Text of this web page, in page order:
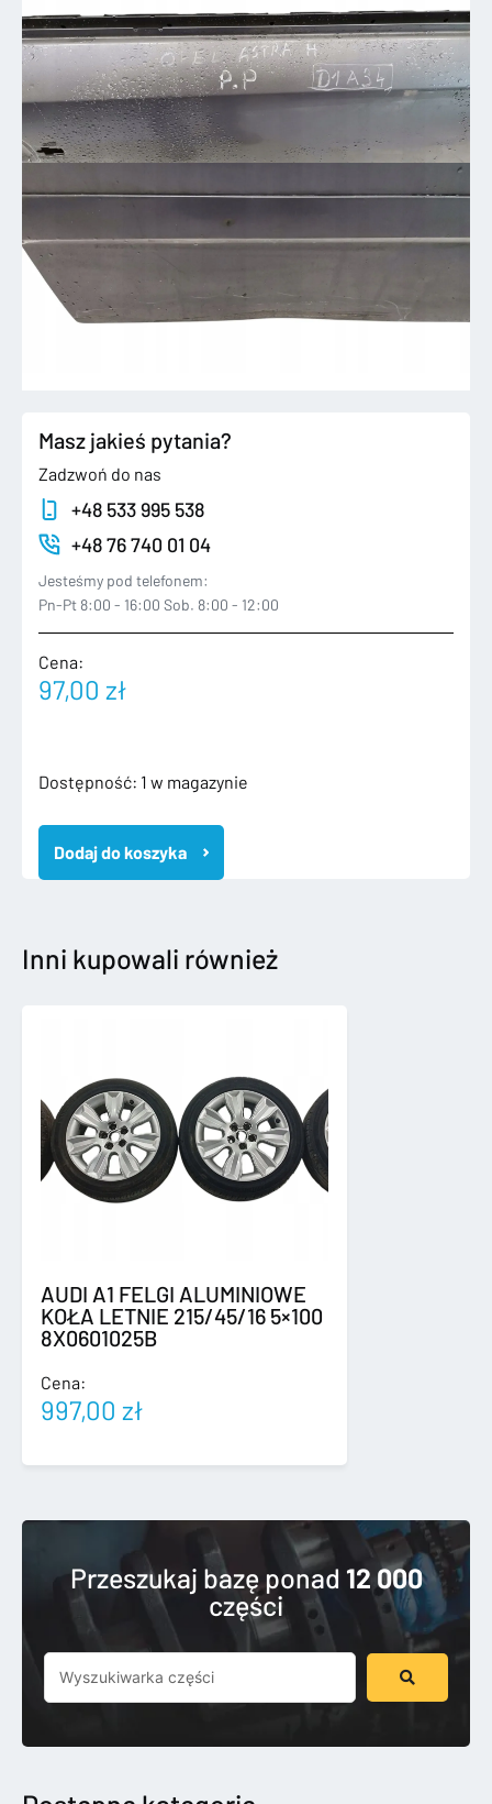
Masz jakieś pytania?
Zadzwoń do nas
+48 533 995 538
+48 76 740 01 04
Jesteśmy pod telefonem:
Pn-Pt 8:00 - 16:00 Sob. 8:00 - 12:00
Cena:
97,00 zł
Dostępność: 1 w magazynie
ilość
ASTRA
III
DRZWI
PRAWE
Dodaj do koszyka
Inni kupowali również
AUDI A1 FELGI ALUMINIOWE
KOŁA LETNIE 215/45/16 5×100
8X0601025B
Cena:
997,00 zł
Przeszukaj bazę ponad 12 000
części
Szukaj